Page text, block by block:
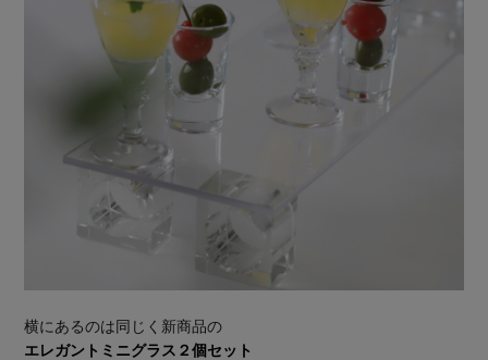
横にあるのは同じく新商品の
エレガントミニグラス２個セット